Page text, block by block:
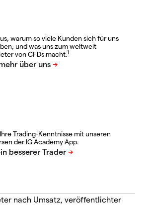
warum so viele Kunden sich für uns
und was uns zum weltweit
von CFDs macht.1
Trading-Kenntnisse mit unseren
der IG Academy App.
nach Umsatz, veröffentlichter